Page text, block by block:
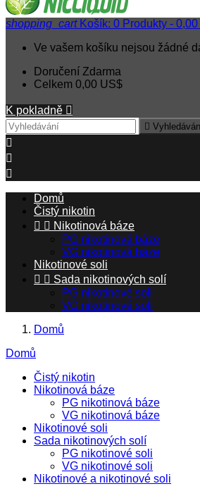
shopping_cart Košík: 0 Produkty -
Ve vašem košíku nejsou žádné
Doručení Zdarma
Celkem 0,00 US$
K pokladně 




Domů
Čistý nikotin
  Nikotinová báze
PG nikotinová báze
VG nikotinová báze
Nikotinové soli
  Sada nikotinových solí
PG nikotinové soli
VG nikotinové soli
Domů
Domů
Čistý nikotin
Nikotinová báze
PG nikotinová báze
VG nikotinová báze
Nikotinové soli
Sada nikotinových solí
PG nikotinové soli
VG nikotinové soli
Nikotinové a nikotinové soli